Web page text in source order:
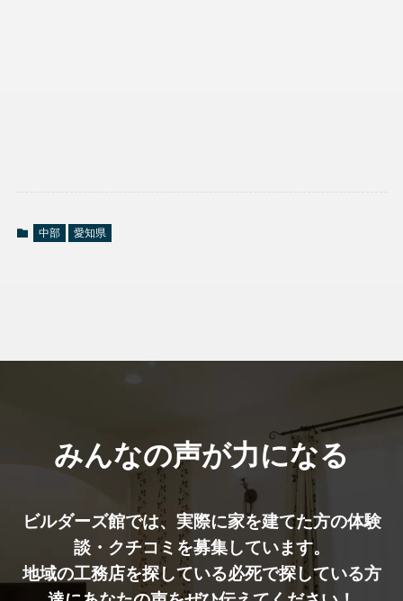
中部 愛知県
みんなの声が力になる
ビルダーズ館では、実際に家を建てた⽅の体験
談・クチコミを募集しています。
地域の工務店を探している必死で探している方